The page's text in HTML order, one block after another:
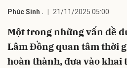
Phúc Sinh . 21/11/2025 05:00
Một trong những vấn đề
Lâm Đồng quan tâm thời
hoàn thành, đưa vào khai